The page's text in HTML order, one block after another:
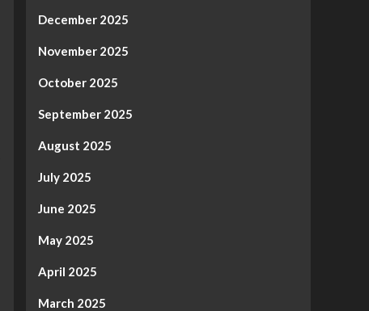
December 2025
November 2025
October 2025
September 2025
August 2025
July 2025
June 2025
May 2025
April 2025
March 2025